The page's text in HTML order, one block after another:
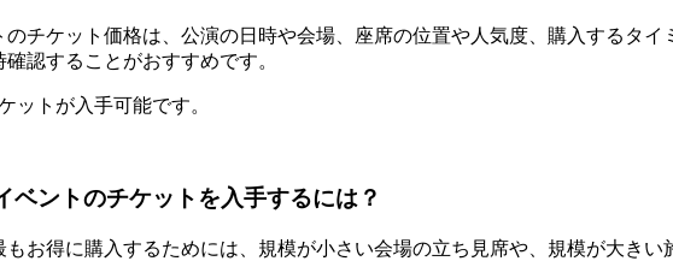
チケット価格は、公演の日時や会場、座席の位置や人気度、購入するタ
認することがおすすめです。
ットが入手可能です。
ントのチケットを入手するには？
お得に購入するためには、規模が小さい会場の立ち見席や、規模が大き